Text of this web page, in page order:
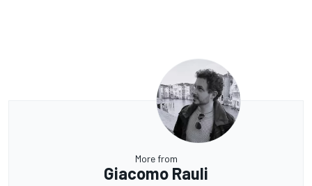
More from
Giacomo Rauli